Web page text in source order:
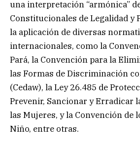
una interpretación “armónica”
Constitucionales de Legalidad y
la aplicación de diversas
internacionales, como la
Pará, la Convención para la
las Formas de Discriminación
(Cedaw), la Ley 26.485 de
Prevenir, Sancionar y Erradicar
las Mujeres, y la Convención de
Niño, entre otras.